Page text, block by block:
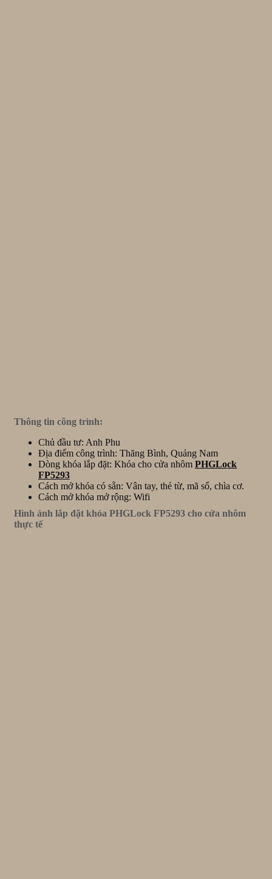
Thông tin công trình:
Chủ đầu tư: Anh Phu
Địa điểm công trình: Thăng Bình, Quảng Nam
Dòng khóa lắp đặt: Khóa cho cửa nhôm PHGLock
FP5293
Cách mở khóa có sẵn: Vân tay, thẻ từ, mã số, chìa cơ.
Cách mở khóa mở rộng: Wifi
Hình ảnh lắp đặt khóa PHGLock FP5293 cho cửa nhôm
thực tế